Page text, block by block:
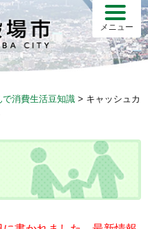
メニュー
で消費生活豆知識 > キャッシュカ